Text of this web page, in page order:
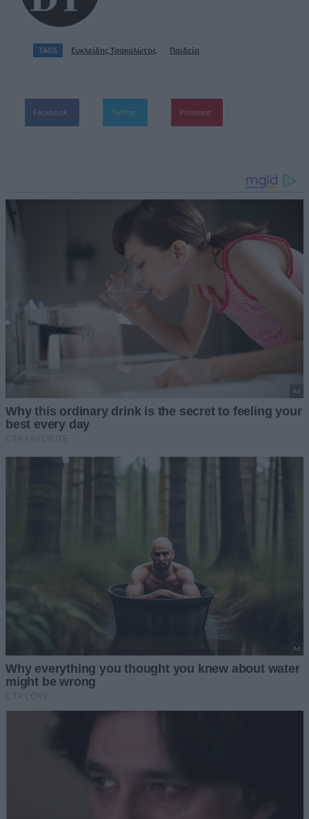
TAGS Ευκλείδης Τσακαλώτος Παιδεία
Facebook Twitter Pinterest